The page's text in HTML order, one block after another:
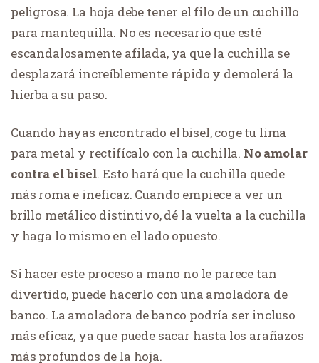
peligrosa. La hoja debe tener el filo de un cuchillo
para mantequilla. No es necesario que esté
escandalosamente afilada, ya que la cuchilla se
desplazará increíblemente rápido y demolerá la
hierba a su paso.
Cuando hayas encontrado el bisel, coge tu lima
para metal y rectifícalo con la cuchilla. No amolar
contra el bisel. Esto hará que la cuchilla quede
más roma e ineficaz. Cuando empiece a ver un
brillo metálico distintivo, dé la vuelta a la cuchilla
y haga lo mismo en el lado opuesto.
Si hacer este proceso a mano no le parece tan
divertido, puede hacerlo con una amoladora de
banco. La amoladora de banco podría ser incluso
más eficaz, ya que puede sacar hasta los arañazos
más profundos de la hoja.